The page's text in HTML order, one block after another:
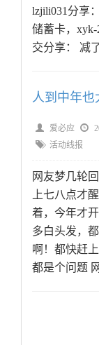
lzjili031分享
储蓄卡，
交分享： 减
人到中年也
爱必应
活动线报
网友梦几轮
上七八点才
着，今年才
多白头发，
啊！都快赶
都是个问题